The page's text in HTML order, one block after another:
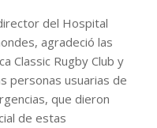
del Hospital
agradeció las
Classic Rugby Club y
personas usuarias de
que dieron
de estas